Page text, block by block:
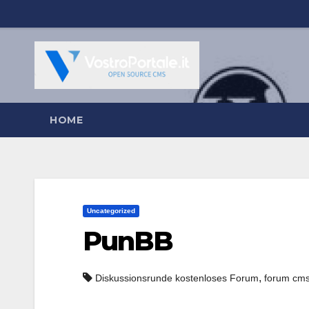
al
contenuto
HOME
Uncategorized
PunBB
Diskussionsrunde kostenloses Forum, forum